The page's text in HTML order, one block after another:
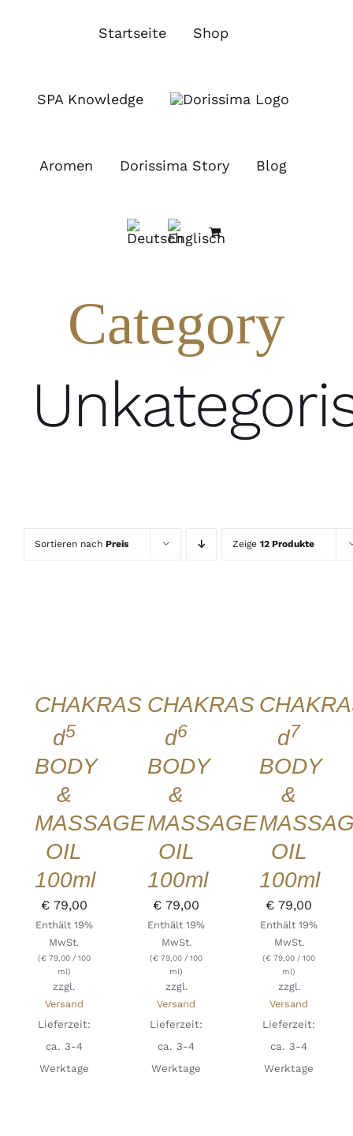
Startseite Shop
SPA Knowledge
Aromen Dorissima Story Blog
Category
Sortieren nach Preis Zeige 12 Produkte
CHAKRAS
d5
BODY
&
MASSAGE
OIL
100ml
€79,00
Enthält 19%
MwSt.
(€79,00/ 100
ml)
zzgl.
Versand
Lieferzeit:
ca. 3-4
Werktage
CHAKRAS
d6
BODY
&
MASSAGE
OIL
100ml
€ 79,00
Enthält 19%
MwSt.
(€ 79,00 / 100
ml)
zzgl.
Versand
Lieferzeit:
ca. 3-4
Werktage
d7
BODY
&
OIL
100ml
€ 79,00
Enthält 19%
MwSt.
(€ 79,00 / 100
ml)
zzgl.
Versand
Lieferzeit:
ca. 3-4
Werktage